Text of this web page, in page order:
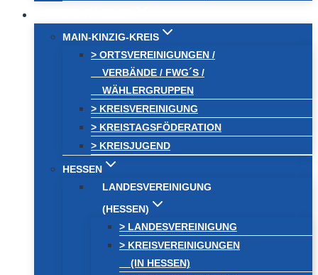
MAIN-KINZIG-KREIS
> ORTSVEREINIGUNGEN /
VERBÄNDE / FWG´S /
WÄHLERGRUPPEN
> KREISVEREINIGUNG
> KREISTAGSFÖDERATION
> KREISJUGEND
HESSEN
LANDESVEREINIGUNG
(HESSEN)
> LANDESVEREINIGUNG
> KREISVEREINIGUNGEN
(IN HESSEN)